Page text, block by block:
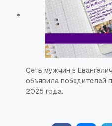
Сеть мужчин в
объявила победителей
2025 года.